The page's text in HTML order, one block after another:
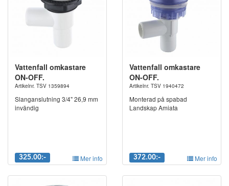
Vattenfall omkastare
ON-OFF.
Artikelnr. TSV 1359894
Slanganslutning 3/4" 26,9 mm
invändig
325.00:- Mer info
Vattenfall omkastare
ON-OFF.
Artikelnr. TSV 1940472
Monterad på spabad
Landskap Amiata
372.00:- Mer info